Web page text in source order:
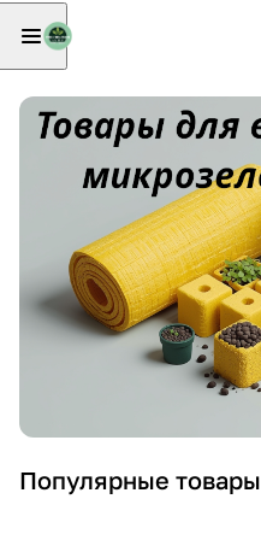
Популярные товары